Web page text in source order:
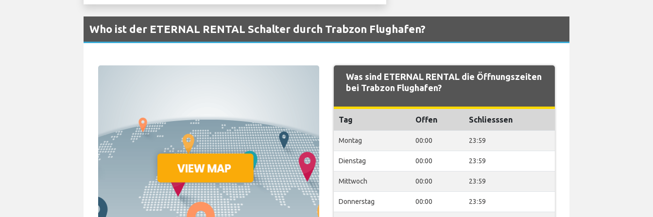
Who ist der ETERNAL RENTAL Schalter durch Trabzon Flughafen?
Was sind ETERNAL RENTAL die Öffnungszeiten
bei Trabzon Flughafen?
Tag Offen Schliesssen
Montag 00:00 23:59
Dienstag 00:00 23:59
Mittwoch 00:00 23:59
Donnerstag 00:00 23:59